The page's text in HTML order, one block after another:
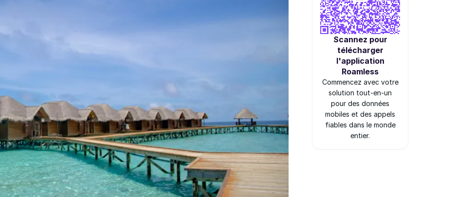
Scannez pour
télécharger
l'application
Roamless
Commencez avec votre
solution tout-en-un
pour des données
mobiles et des appels
fiables dans le monde
entier.